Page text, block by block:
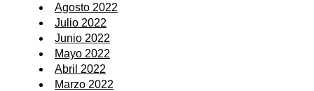
Agosto 2022
Julio 2022
Junio 2022
Mayo 2022
Abril 2022
Marzo 2022